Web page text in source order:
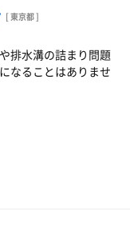
わったんでしたっ
かけませんでした
れました。間違えて
の方が好みだったの
れると間違ってない
ンで気になる所があ
ョンの確立ができて
取り組みをしたりし
思ってしまいます。
て嬉しいので是非と
[ 東京都 ]
排水溝の詰まり問題
なることはありませ